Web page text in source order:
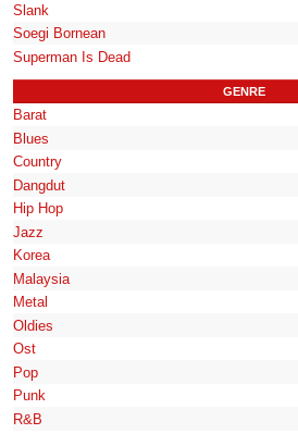
Slank
Soegi Bornean
Superman Is Dead
GENRE
Barat
Blues
Country
Dangdut
Hip Hop
Jazz
Korea
Malaysia
Metal
Oldies
Ost
Pop
Punk
R&B